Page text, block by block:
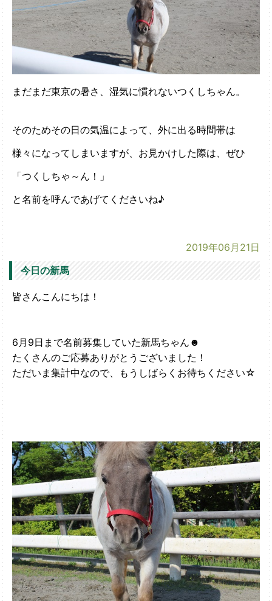
まだまだ東京の暑さ、湿気に慣れないつくしちゃん。
そのためその日の気温によって、外に出る時間帯は
様々になってしまいますが、お見かけした際は、ぜひ
「つくしちゃ～ん！」
と名前を呼んであげてくださいね♪
2019年06月21日
今日の新馬
皆さんこんにちは！
6月9日まで名前募集していた新馬ちゃん☻
たくさんのご応募ありがとうございました！
ただいま集計中なので、もうしばらくお待ちください☆